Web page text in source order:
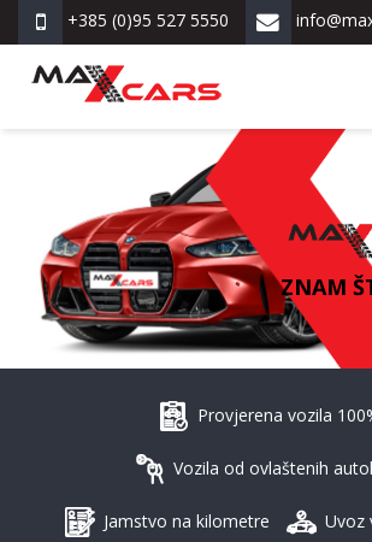
+385 (0)95 527 5550
ZNAM
Provjerena vozila
Vozila od ovlaštenih
Jamstvo na kilometre Uvoz